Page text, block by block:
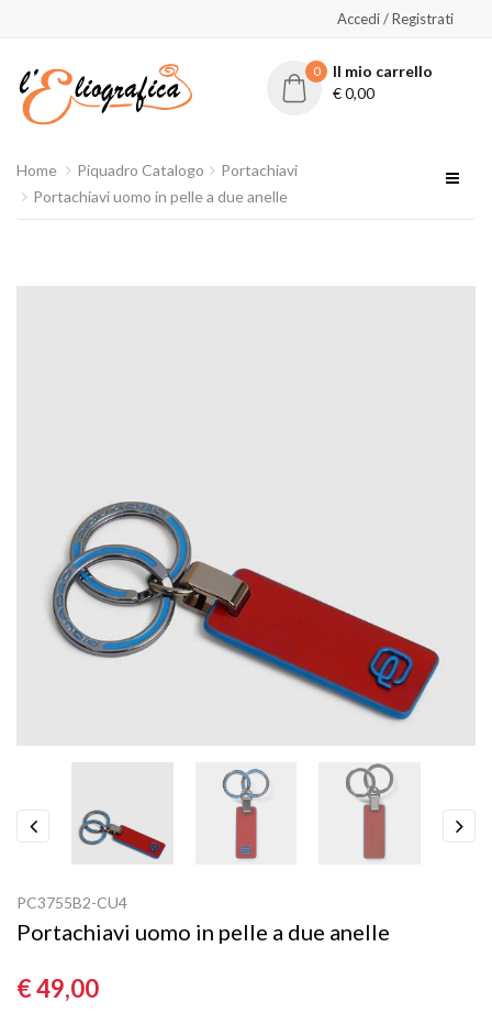
Accedi / Registrati
0
Il mio carrello
€0,00
Home Piquadro Catalogo
Portachiavi
Portachiavi uomo in pelle a due anelle
PC3755B2-CU4
Portachiavi uomo in pelle a due anelle
€ 49,00